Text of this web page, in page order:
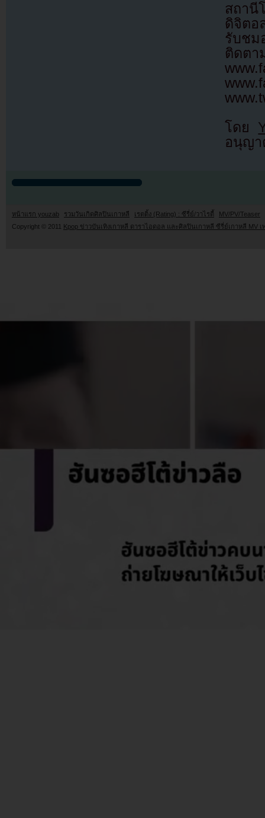
สถา
ดิจิตอ
รับชม
ติดตา
โดย
อนุญา
หน้าแรก youzab รวมวันเกิดศิลปินเกาหลี เรตติ้ง (Rating) : ซีรี่ย์/วาไรตี้
MV/PV/Teaser
Copyright © 2011 Kpop ข่าวบันเทิงเกาหลี ดาราไอดอล และศิลปินเกาหลี ซีรี่ย์เกาหลี MV